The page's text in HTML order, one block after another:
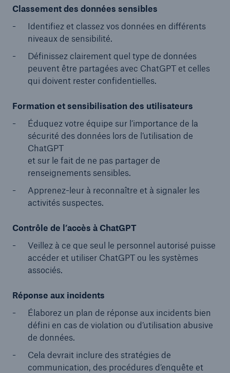
Classement des données sensibles
Identifiez et classez vos données en différents
niveaux de sensibilité.
Définissez clairement quel type de données
peuvent être partagées avec ChatGPT et celles
qui doivent rester confidentielles.
Formation et sensibilisation des utilisateurs
Éduquez votre équipe sur l’importance de la
sécurité des données lors de l’utilisation de
ChatGPT
et sur le fait de ne pas partager de
renseignements sensibles.
Apprenez-leur à reconnaître et à signaler les
activités suspectes.
Contrôle de l’accès à ChatGPT
Veillez à ce que seul le personnel autorisé puisse
accéder et utiliser ChatGPT ou les systèmes
associés.
Réponse aux incidents
Élaborez un plan de réponse aux incidents bien
défini en cas de violation ou d’utilisation abusive
de données.
Cela devrait inclure des stratégies de
communication, des procédures d’enquête et